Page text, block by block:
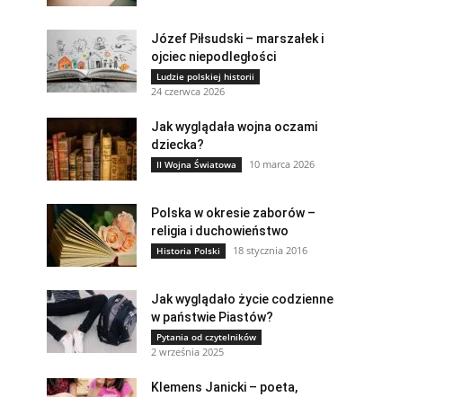
Józef Piłsudski – marszałek i
ojciec niepodległości
Ludzie polskiej historii
24 czerwca 2026
Jak wyglądała wojna oczami
dziecka?
II Wojna Światowa 10 marca 2026
Polska w okresie zaborów –
religia i duchowieństwo
Historia Polski 18 stycznia 2016
Jak wyglądało życie codzienne
w państwie Piastów?
Pytania od czytelników
2 września 2025
Klemens Janicki – poeta,